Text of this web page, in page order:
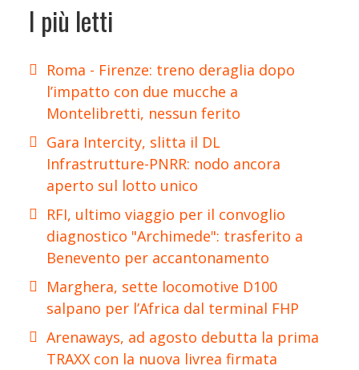
I più letti
Roma - Firenze: treno deraglia dopo
l’impatto con due mucche a
Montelibretti, nessun ferito
Gara Intercity, slitta il DL
Infrastrutture-PNRR: nodo ancora
aperto sul lotto unico
RFI, ultimo viaggio per il convoglio
diagnostico "Archimede": trasferito a
Benevento per accantonamento
Marghera, sette locomotive D100
salpano per l’Africa dal terminal FHP
Arenaways, ad agosto debutta la prima
TRAXX con la nuova livrea firmata